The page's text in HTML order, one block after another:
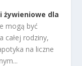
żywieniowe dla
mogą być
całej rodziny,
na liczne